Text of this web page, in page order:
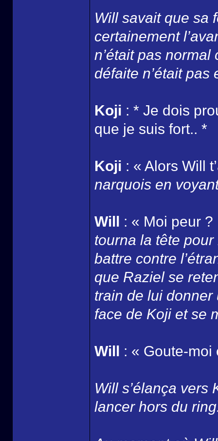
Will savait que sa
certainement
n’était pas
défaite n’était
Koji : * Je dois
que je suis fort.. *
Koji : « Alors Will
narquois en
Will : « Moi peur
tourna la tête
battre contre
que Raziel se
train de lui
face de Koji et se
Will : « Goute-moi
Will s’élança vers
lancer hors du